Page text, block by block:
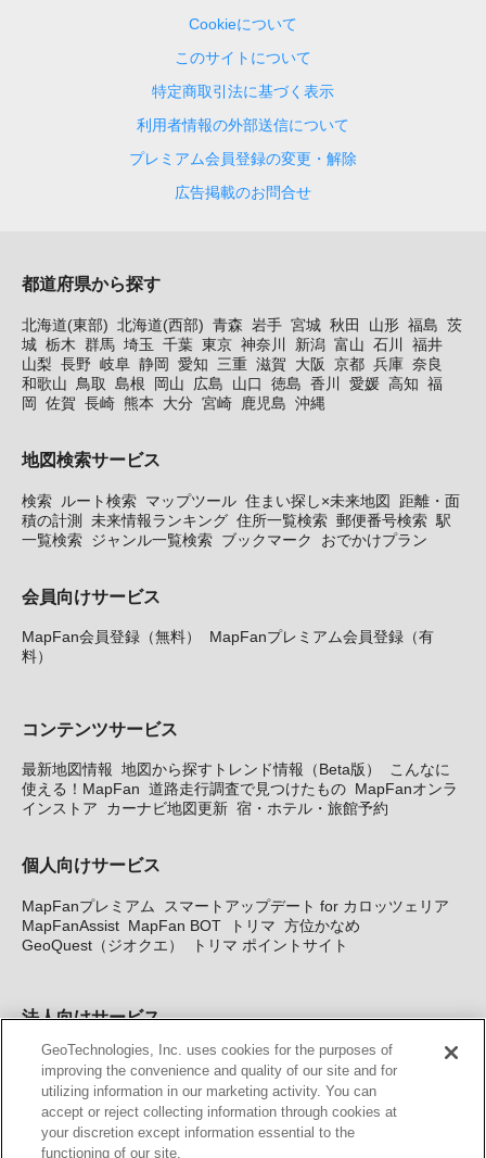
Cookieについて
このサイトについて
特定商取引法に基づく表示
利用者情報の外部送信について
プレミアム会員登録の変更・解除
広告掲載のお問合せ
都道府県から探す
北海道(東部) 北海道(西部) 青森 岩手 宮城 秋田 山形 福島 茨
城 栃木 群馬 埼玉 千葉 東京 神奈川 新潟 富山 石川
福井
山梨 長野 岐阜 静岡 愛知 三重 滋賀 大阪 京都 兵庫 奈良
和歌山
鳥取 島根 岡山 広島 山口 徳島 香川 愛媛 高知 福
岡
佐賀 長崎 熊本 大分 宮崎 鹿児島 沖縄
地図検索サービス
検索 ルート検索 マップツール 住まい探し×未来地図
距離・面
積の計測 未来情報ランキング 住所一覧検索 郵便番号検索 駅
一覧検索 ジャンル一覧検索 ブックマーク おでかけプラン
会員向けサービス
MapFan会員登録（無料）
MapFanプレミアム会員登録（有
料）
コンテンツサービス
最新地図情報 地図から探すトレンド情報（Beta版）
こんなに
使える！MapFan 道路走行調査で見つけたもの MapFanオンラ
インストア
カーナビ地図更新 宿・ホテル・旅館予約
個人向けサービス
MapFanプレミアム
スマートアップデート for カロッツェリア
MapFanAssist MapFan BOT トリマ 方位かなめ
GeoQuest（ジオクエ）
トリマ ポイントサイト
法人向けサービス
法人向け地図・位置情報サービス WEBサイト・システム向け地
図API Windows PC向け地図開発キット MapFan DB 住所確認
サービス
MAP WORLD+ トリマ広告 Geo-Research
GeoTechnologies, Inc. uses cookies for the purposes of
improving the convenience and quality of our site and for
utilizing information in our marketing activity. You can
accept or reject collecting information through cookies at
your discretion except information essential to the
functioning of our site.